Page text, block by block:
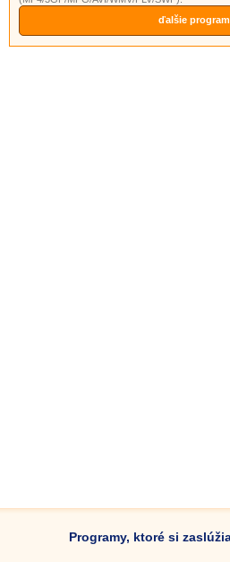
ďalšie
Programy, ktoré si